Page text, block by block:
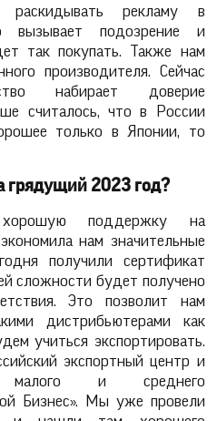
раскидывать рекламу в
вызывает подозрение и
так покупать. Также нам
производителя. Сейчас
набирает доверие
считалось, что в России
только в Японии, то
грядущий 2023 год?
поддержку на
нам значительные
получили сертификат
сложности будет получено
Это позволит нам
дистрибьютерами как
учиться экспортировать.
экспортный центр и
и среднего
Бизнес». Мы уже провели